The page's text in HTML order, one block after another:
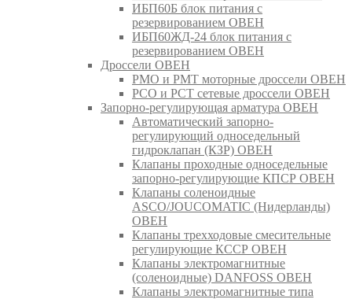
ИБП60Б блок питания с
резервированием ОВЕН
ИБП60ЖД-24 блок питания с
резервированием ОВЕН
Дроссели ОВЕН
РМО и РМТ моторные дроссели ОВЕН
РСО и РСТ сетевые дроссели ОВЕН
Запорно-регулирующая арматура ОВЕН
Автоматический запорно-
регулирующий односедельный
гидроклапан (КЗР) ОВЕН
Клапаны проходные односедельные
запорно-регулирующие КПСР ОВЕН
Клапаны соленоидные
ASCO/JOUCOMATIC (Нидерланды)
ОВЕН
Клапаны трехходовые смесительные
регулирующие КССР ОВЕН
Клапаны электромагнитные
(соленоидные) DANFOSS ОВЕН
Клапаны электромагнитные типа